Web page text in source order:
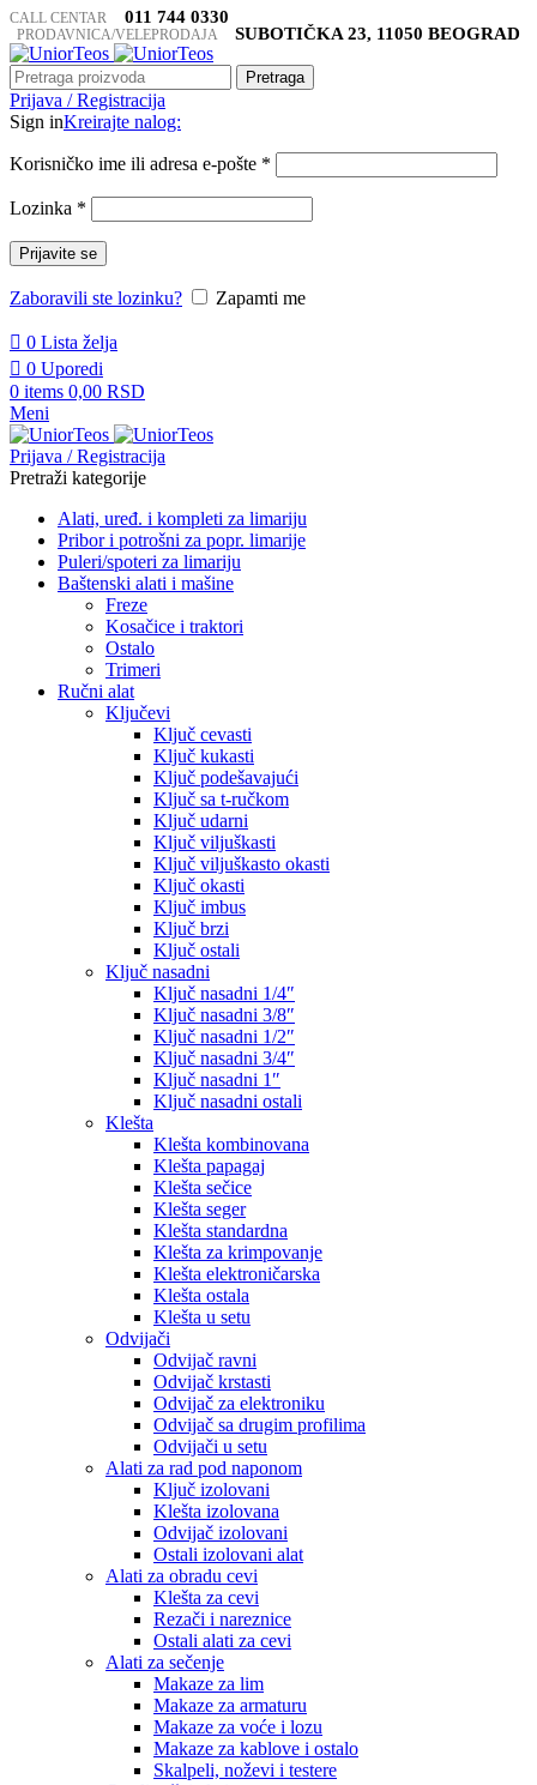
CALL CENTAR 011 744 0330
PRODAVNICA/VELEPRODAJA SUBOTIČKA 23, 11050 BEOGRAD
Pretraga
Prijava / Registracija
Sign inKreirajte nalog:
Korisničko ime ili adresa e-pošte *
Lozinka *
Prijavite se
Zaboravili ste lozinku? Zapamti me
0 Lista želja
0 Uporedi
0 items 0,00 RSD
Meni
Prijava / Registracija
Pretraži kategorije
Alati, uređ. i kompleti za limariju
Pribor i potrošni za popr. limarije
Puleri/spoteri za limariju
Baštenski alati i mašine
Freze
Kosačice i traktori
Ostalo
Trimeri
Ručni alat
Ključevi
Ključ cevasti
Ključ kukasti
Ključ podešavajući
Ključ sa t-ručkom
Ključ udarni
Ključ viljuškasti
Ključ viljuškasto okasti
Ključ okasti
Ključ imbus
Ključ brzi
Ključ ostali
Ključ nasadni
Ključ nasadni 1/4″
Ključ nasadni 3/8″
Ključ nasadni 1/2″
Ključ nasadni 3/4″
Ključ nasadni 1″
Ključ nasadni ostali
Klešta
Klešta kombinovana
Klešta papagaj
Klešta sečice
Klešta seger
Klešta standardna
Klešta za krimpovanje
Klešta elektroničarska
Klešta ostala
Klešta u setu
Odvijači
Odvijač ravni
Odvijač krstasti
Odvijač za elektroniku
Odvijač sa drugim profilima
Odvijači u setu
Alati za rad pod naponom
Ključ izolovani
Klešta izolovana
Odvijač izolovani
Ostali izolovani alat
Alati za obradu cevi
Klešta za cevi
Rezači i nareznice
Ostali alati za cevi
Alati za sečenje
Makaze za lim
Makaze za armaturu
Makaze za voće i lozu
Makaze za kablove i ostalo
Skalpeli, noževi i testere